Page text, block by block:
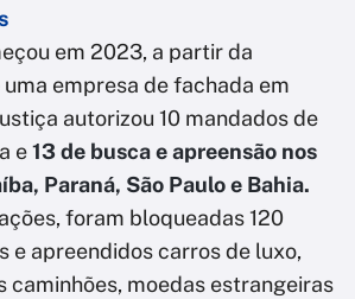
em 2023, a partir da
empresa de fachada em
autorizou 10 mandados de
e13 de busca e apreensão nos
Paraná, São Paulo e Bahia.
foram bloqueadas 120
e apreendidos carros de luxo,
caminhões, moedas estrangeiras